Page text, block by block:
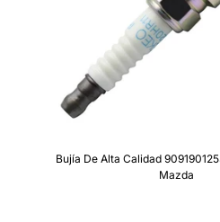
Bujía De Alta Calidad
Mazda